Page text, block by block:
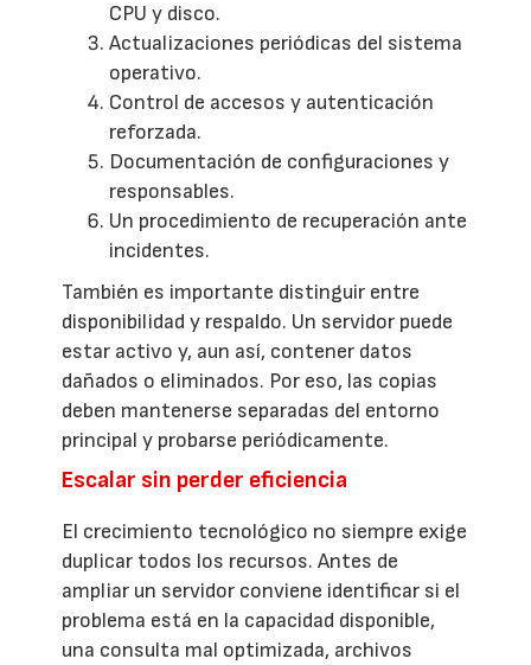
CPU y disco.
Actualizaciones periódicas del sistema
operativo.
Control de accesos y autenticación
reforzada.
Documentación de configuraciones y
responsables.
Un procedimiento de recuperación ante
incidentes.
También es importante distinguir entre
disponibilidad y respaldo. Un servidor puede
estar activo y, aun así, contener datos
dañados o eliminados. Por eso, las copias
deben mantenerse separadas del entorno
principal y probarse periódicamente.
Escalar sin perder eficiencia
El crecimiento tecnológico no siempre exige
duplicar todos los recursos. Antes de
ampliar un servidor conviene identificar si el
problema está en la capacidad disponible,
una consulta mal optimizada, archivos